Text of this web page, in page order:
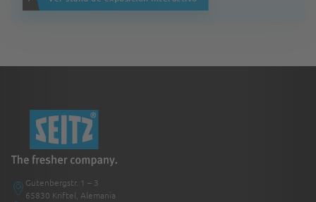
Gutenbergstr. 1 – 3
65830 Kriftel, Alemania